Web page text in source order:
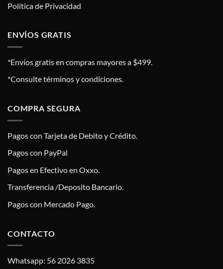
Política de Privacidad
ENVÍOS GRATIS
*Envíos gratis en compras mayores a $499.
*Consulte términos y condiciones.
COMPRA SEGURA
Pagos con Tarjeta de Debito y Crédito.
Pagos con PayPal
Pagos en Efectivo en Oxxo.
Transferencia /Deposito Bancario.
Pagos con Mercado Pago.
CONTACTO
Whatsapp: 56 2026 3835